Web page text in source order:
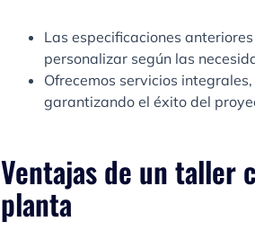
Las especificaciones
personalizar según las
Ofrecemos servicios
garantizando el éxito del
Ventajas de un taller
planta